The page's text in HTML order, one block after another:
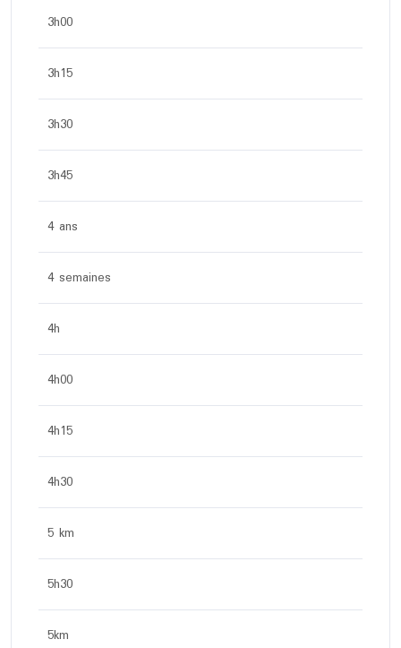
3h00
3h15
3h30
3h45
4 ans
4 semaines
4h
4h00
4h15
4h30
5 km
5h30
5km